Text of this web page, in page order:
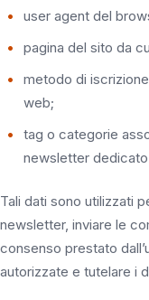
user agent del
pagina del sito da
metodo di
web;
tag o categorie
newsletter
Tali dati sono utilizzati
newsletter, inviare le
consenso prestato
autorizzate e tutelare i